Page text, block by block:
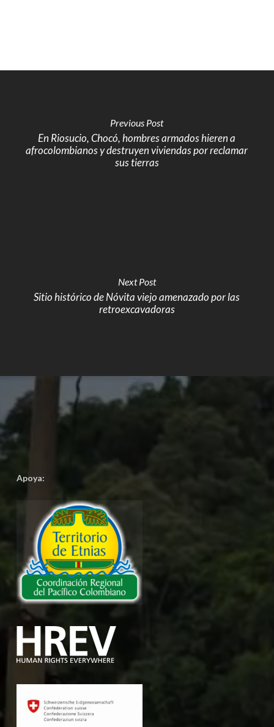
Previous Post
En Riosucio, Chocó, hombres armados hieren a
afrocolombianos y destruyen viviendas por reclamar
sus tierras
Next Post
Sitio histórico de Nóvita viejo amenazado por las
retroexcavadoras
Apoya: